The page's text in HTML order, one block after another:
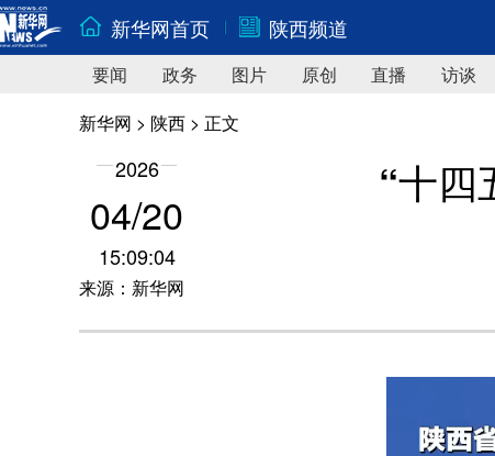
新华网首页 陕西频道
要闻 政务 图片 原创 直播
访谈
新华网 > 陕西 > 正文
2026
04/20
15:09:04
来源：新华网
“十四